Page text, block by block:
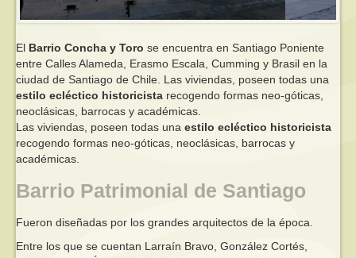
El Barrio Concha y Toro se encuentra en Santiago Poniente
entre Calles Alameda, Erasmo Escala, Cumming y Brasil en la
ciudad de Santiago de Chile. Las viviendas, poseen todas una
estilo ecléctico historicista recogendo formas neo-góticas,
neoclásicas, barrocas y académicas.
Las viviendas, poseen todas una estilo ecléctico historicista
recogendo formas neo-góticas, neoclásicas, barrocas y
académicas.
Barrio Patrimonial de Santiago
Fueron diseñadas por los grandes arquitectos de la época.
Entre los que se cuentan Larraín Bravo, González Cortés,